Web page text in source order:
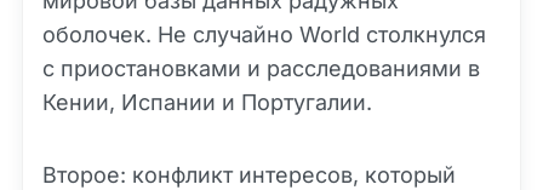
оболочек. Не случайно World столкнулся
с приостановками и расследованиями в
Кении, Испании и Португалии.
Второе: конфликт интересов, который